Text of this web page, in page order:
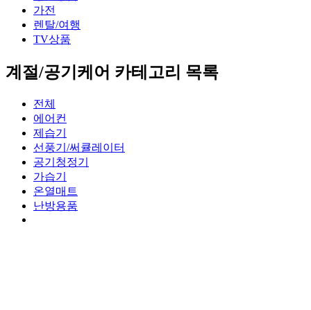
가전
렌탈/여행
TV상품
계절/공기케어 카테고리 목록
전체
에어컨
제습기
선풍기/써큘레이터
공기청정기
가습기
온열매트
난방용품